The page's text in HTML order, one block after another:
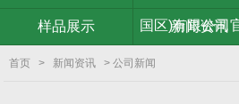
国区)有限公司
样品展示 新闻资讯
首页 > 新闻资讯 > 公司新闻